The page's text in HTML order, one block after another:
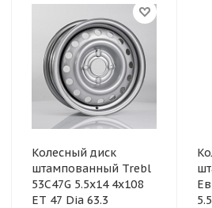
Колесный диск
штампованный Trebl
53C47G 5.5x14 4x108
ET 47 Dia 63.3